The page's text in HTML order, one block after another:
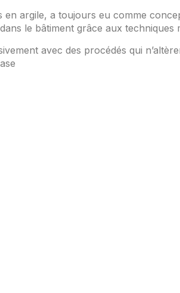
argile, a toujours eu comme
le bâtiment grâce aux techniques
avec des procédés qui